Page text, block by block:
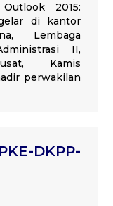
2015:
di kantor
Lembaga
II,
Kamis
perwakilan
DKPP-